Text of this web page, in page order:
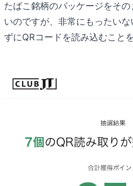
たばこ銘柄のパッケージをそ
いのですが、非常にもったい
ずにQRコードを読み込むこと